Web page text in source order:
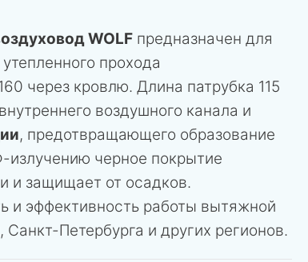
WOLF предназначен для
прохода
через кровлю. Длина патрубка 115
воздушного канала и
, предотвращающего образование
излучению черное покрытие
и защищает от осадков.
и эффективность работы вытяжной
Петербурга и других регионов.